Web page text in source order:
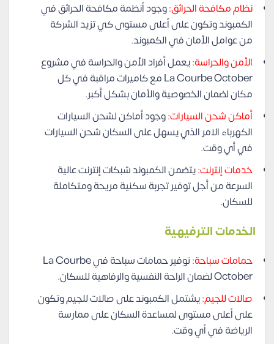
نظام مكافحة الحرائق:وجود أنظمة مكافحة الحرائق في
الكمبوند وتكون على أعلى مستوى كي تزيد الشركة
من عوامل الأمان في الكمبوند.
الأمن والحراسة:يعمل أفراد الأمن والحراسة في مشروع
La Courbe October مع كاميرات مراقبة في كل
مكان لضمان الخصوصية والأمان بشكل أكبر.
أماكن شحن السيارات:وجود أماكن لشحن السيارات
الكهرباء الامر الذي يسهل على السكان شحن السيارات
في أي وقت.
خدمات إنترنت:يتضمن الكمبوند شبكات إنترنت عالية
السرعة من أجل توفير تجربة سكنية مريحة ومتكاملة
للسكان.
الخدمات الترفيهية
حمامات سباحة:
توفير حمامات سباحة في La Courbe
October لضمان الراحة النفسية والرفاهية للسكان.
صالات للجيم:يشتمل الكمبوند على صالات للجيم وتكون
على أعلى مستوى لمساعدة السكان على ممارسة
الرياضة في أي وقت.